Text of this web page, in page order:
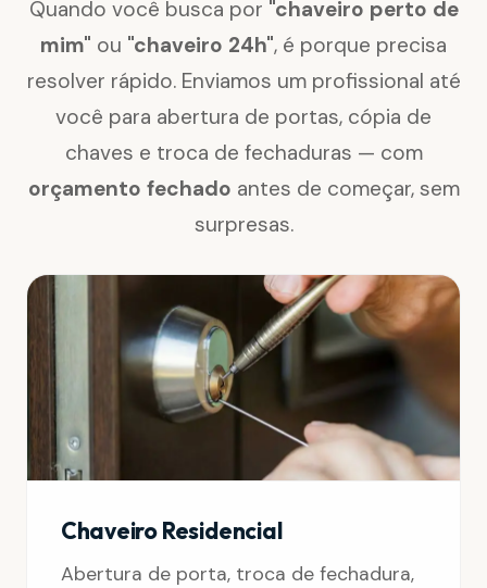
Quando você busca por "chaveiro perto de
mim" ou "chaveiro 24h", é porque precisa
resolver rápido. Enviamos um profissional até
você para abertura de portas, cópia de
chaves e troca de fechaduras — com
orçamento fechado antes de começar, sem
surpresas.
Chaveiro Residencial
Abertura de porta, troca de fechadura,